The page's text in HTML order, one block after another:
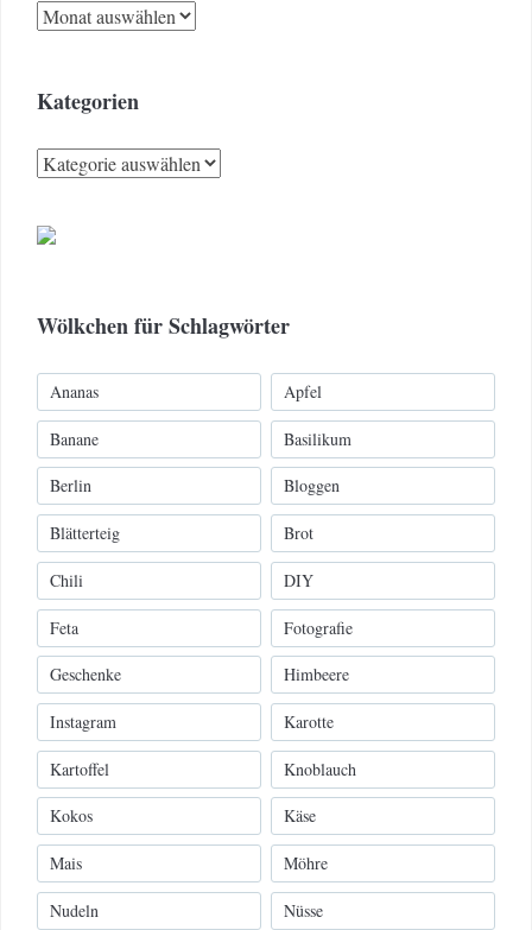
Archiv
Kategorien
Kategorien
Wölkchen für Schlagwörter
Ananas Apfel
Banane Basilikum
Berlin Bloggen
Blätterteig Brot
Chili DIY
Feta Fotografie
Geschenke Himbeere
Instagram Karotte
Kartoffel Knoblauch
Kokos Käse
Mais Möhre
Nudeln Nüsse